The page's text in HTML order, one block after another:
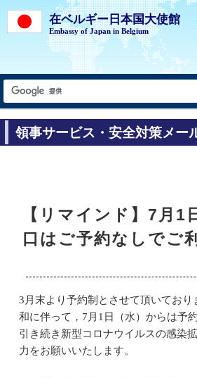
在ベルギー日本国大使館
Embassy of Japan in Belgium
領事サービス・安全対策メー
【リマインド】7月1
口はご予約なしでご
3月末より予約制とさせて頂いてお
和に伴って，7月1日（水）からは予
引き続き新型コロナウイルスの感染
力をお願いいたします。